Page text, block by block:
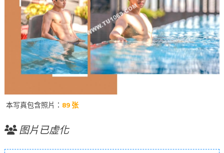
本写真包含照片： 89 张
图片已虚化